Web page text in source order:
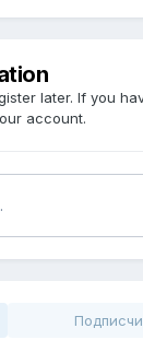
later. If you
account.